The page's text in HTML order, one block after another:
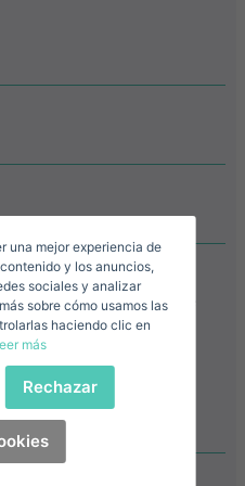
und Konditionen zum
una mejor experiencia de
y los anuncios,
sociales y analizar
sobre cómo usamos las
haciendo clic en
más
Rechazar